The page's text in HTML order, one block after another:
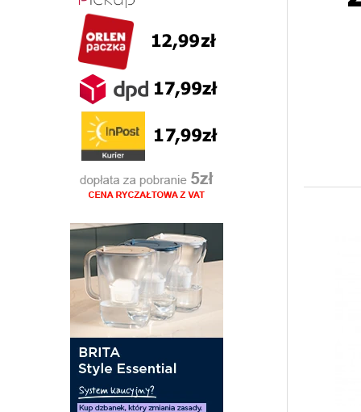
Im mniej kupujemy wody w butelkach
butelka filtrująca Dafi
jest wykonana z
Praktyczna i sprzyjająca ekologii
torebce o większych wymiarach. Dzięki niej
BUTELKI FILTRUJĄCE DAFI
Zdecyduj się nabutelki na wodę z filtrem
podczas spaceru lub uprawiania sportu.
Jak działabutelka na wodę z filtrem Dafi
?
zanieczyszczenia z sieci wodociągowej.